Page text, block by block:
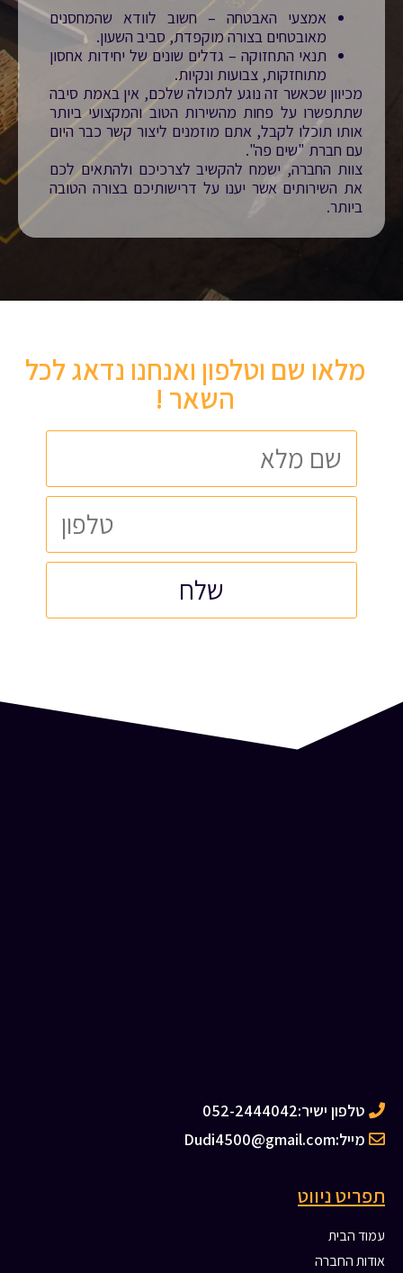
אמצעי האבטחה – חשוב לוודא שהמחסנים
מאובטחים בצורה מוקפדת, סביב השעון.
תנאי התחזוקה – גדלים שונים של יחידות אחסון
מתוחזקות, צבועות ונקיות.
מכיוון שכאשר זה נוגע לתכולה שלכם, אין באמת סיבה
שתתפשרו על פחות מהשירות הטוב והמקצועי ביותר
אותו תוכלו לקבל, אתם מוזמנים ליצור קשר כבר היום
עם חברת "שים פה".
צוות החברה, ישמח להקשיב לצרכיכם ולהתאים לכם
את השירותים אשר יענו על דרישותיכם בצורה הטובה
ביותר.
מלאו שם וטלפון ואנחנו נדאג לכל
השאר !
תפריט ניווט
עמוד הבית
אודות החברה
טלפון ישיר:052-2444042
מייל:Dudi4500@gmail.com